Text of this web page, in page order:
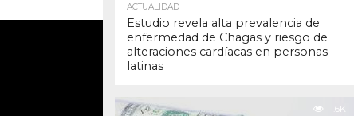
ACTUALIDAD
Estudio revela alta prevalencia de
enfermedad de Chagas y riesgo de
alteraciones cardíacas en personas
latinas
1.6K